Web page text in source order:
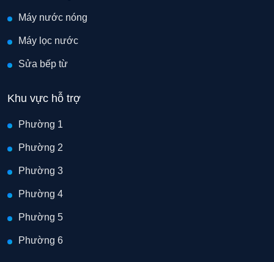
Máy nước nóng
Máy lọc nước
Sửa bếp từ
Khu vực hỗ trợ
Phường 1
Phường 2
Phường 3
Phường 4
Phường 5
Phường 6